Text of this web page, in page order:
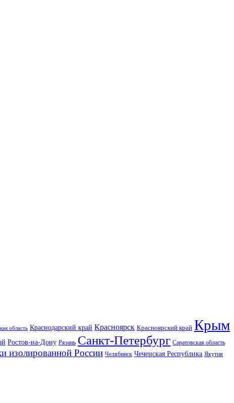
область Краснодарский край Красноярск Красноярский край Крым
Ростов-на-Дону Рязань Санкт-Петербург Саратовская область
изолированной России Челябинск Чеченская Республика Якутия